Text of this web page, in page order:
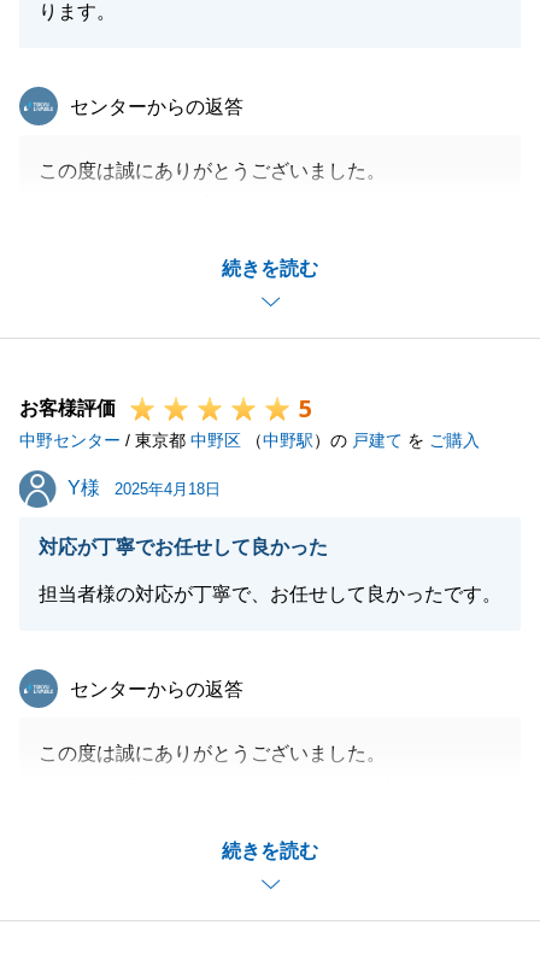
ります。
続きを読む
東急リバブル
センターからの返答
この度は誠にありがとうございました。
新生活をお楽しみ下さいませ。
今後ともどうぞ宜しくお願いいたします。
閉じる
お客様評価 5
中野センター / 東京都 中野区 （中野駅）の 戸建て を ご購入
Y様
Y様 2025年4月18日
対応が丁寧でお任せして良かった
担当者様の対応が丁寧で、お任せして良かったです。
続きを読む
東急リバブル
センターからの返答
この度は誠にありがとうございました。
証による修補が出来る場合があります。
お気づきの点等ございましたらご遠慮なくご相談下さ
いませ。